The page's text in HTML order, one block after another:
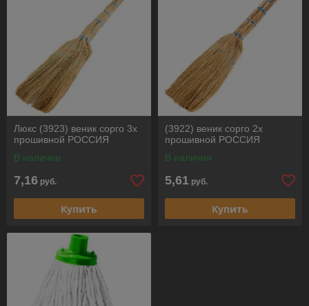
Люкс (3923) веник сорго 3х
прошивной РОССИЯ
В наличии
7,16 руб.
Купить
(3922) веник сорго 2х
прошивной РОССИЯ
В наличии
5,61 руб.
Купить